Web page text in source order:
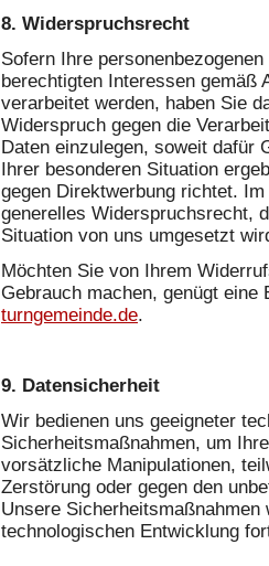
8. Widerspruchsrecht
Sofern Ihre
berechtigten Interessen gemäß
verarbeitet werden, haben Sie
Widerspruch gegen die
Daten einzulegen, soweit dafür
Ihrer besonderen Situation
gegen Direktwerbung richtet.
generelles Widerspruchsrecht,
Situation von uns umgesetzt
Möchten Sie von Ihrem
Gebrauch machen, genügt eine
turngemeinde.de.
9. Datensicherheit
Wir bedienen uns geeigneter
Sicherheitsmaßnahmen, um
vorsätzliche Manipulationen,
Zerstörung oder gegen den
Unsere Sicherheitsmaßnahmen
technologischen Entwicklung